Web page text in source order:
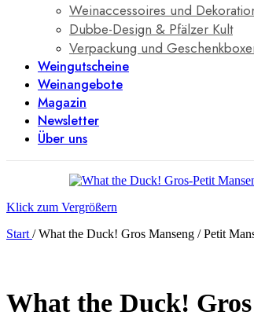
Weinaccessoires und
Dubbe-Design & Pfälzer Kult
Verpackung und
Weingutscheine
Weinangebote
Magazin
Newsletter
Über uns
Klick zum Vergrößern
Start / What the Duck! Gros Manseng / Petit
What the Duck!